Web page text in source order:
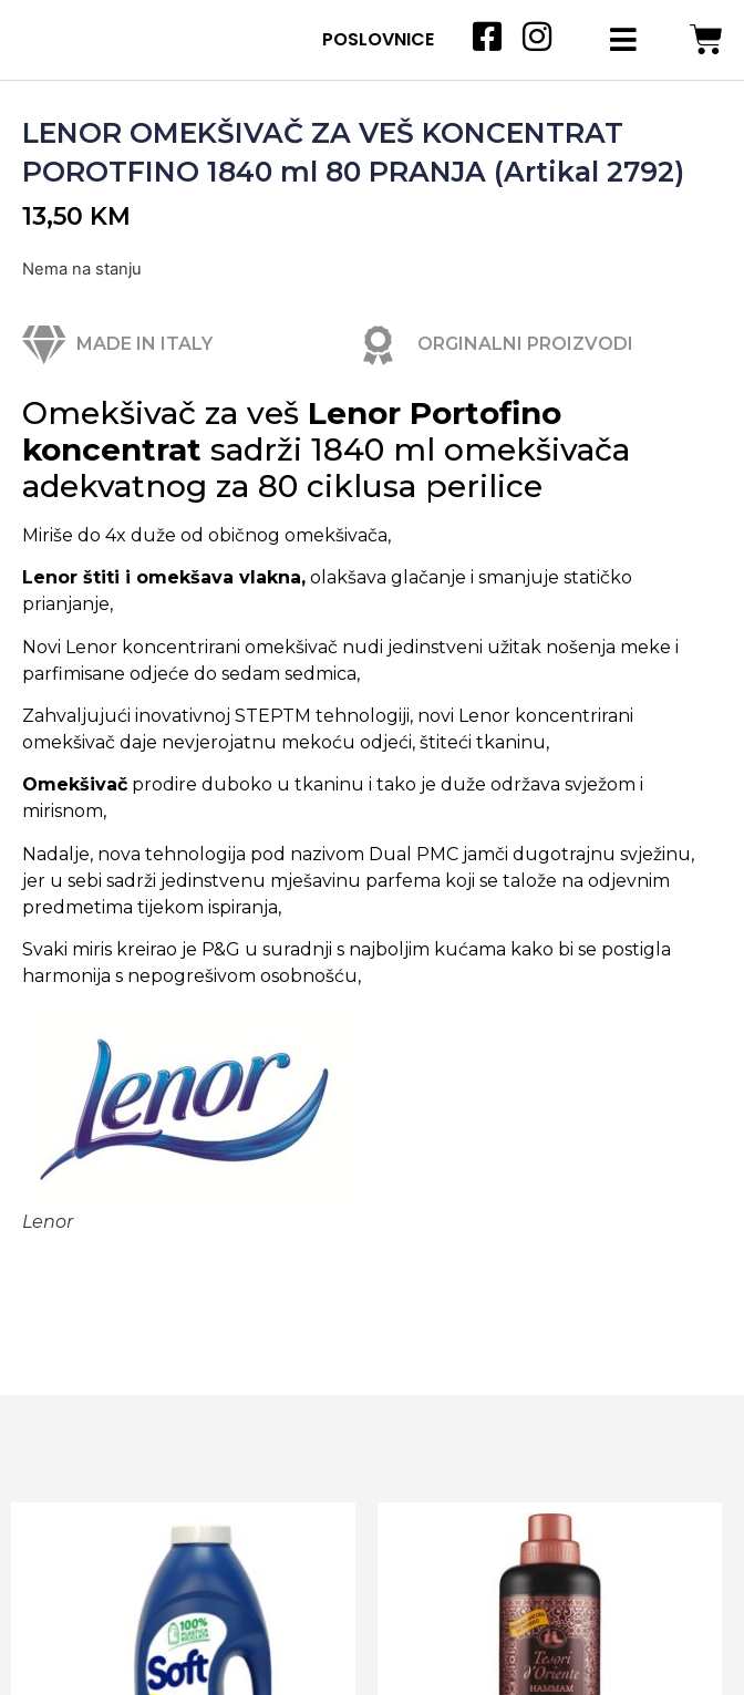
POSLOVNICE
LENOR OMEKŠIVAČ ZA VEŠ KONCENTRAT
POROTFINO 1840 ml 80 PRANJA (Artikal 2792)
13,50 KM
Nema na stanju
MADE IN ITALY ORGINALNI PROIZVODI
Omekšivač za veš Lenor Portofino
koncentrat sadrži 1840 ml omekšivača
adekvatnog za 80 ciklusa perilice
Miriše do 4x duže od običnog omekšivača,
Lenor štiti i omekšava vlakna, olakšava glačanje i smanjuje statičko
prianjanje,
Novi Lenor koncentrirani omekšivač nudi jedinstveni užitak nošenja meke i
parfimisane odjeće do sedam sedmica,
Zahvaljujući inovativnoj STEPTM tehnologiji, novi Lenor koncentrirani
omekšivač daje nevjerojatnu mekoću odjeći, štiteći tkaninu,
Omekšivač prodire duboko u tkaninu i tako je duže održava svježom i
mirisnom,
Nadalje, nova tehnologija pod nazivom Dual PMC jamči dugotrajnu svježinu,
jer u sebi sadrži jedinstvenu mješavinu parfema koji se talože na odjevnim
predmetima tijekom ispiranja,
Svaki miris kreirao je P&G u suradnji s najboljim kućama kako bi se postigla
harmonija s nepogrešivom osobnošću,
Lenor